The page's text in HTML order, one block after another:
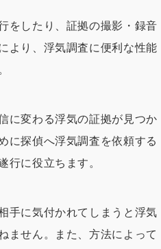
をしたり、証拠の撮影・録音
より、浮気調査に便利な性能
に変わる浮気の証拠が見つか
に探偵へ浮気調査を依頼する
行に役立ちます。
手に気付かれてしまうと浮気
ません。また、方法によって